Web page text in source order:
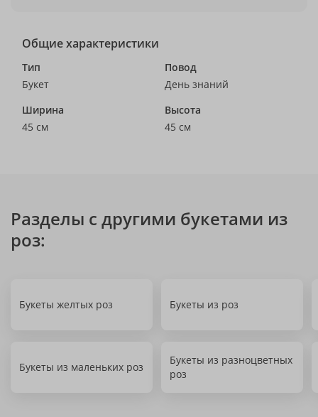
Общие характеристики
Тип
Букет
Повод
День знаний
Ширина
45 см
Высота
45 см
Разделы с другими букетами из
роз:
Букеты желтых роз Букеты из роз
Букеты из маленьких роз
Букеты из разноцветных
роз